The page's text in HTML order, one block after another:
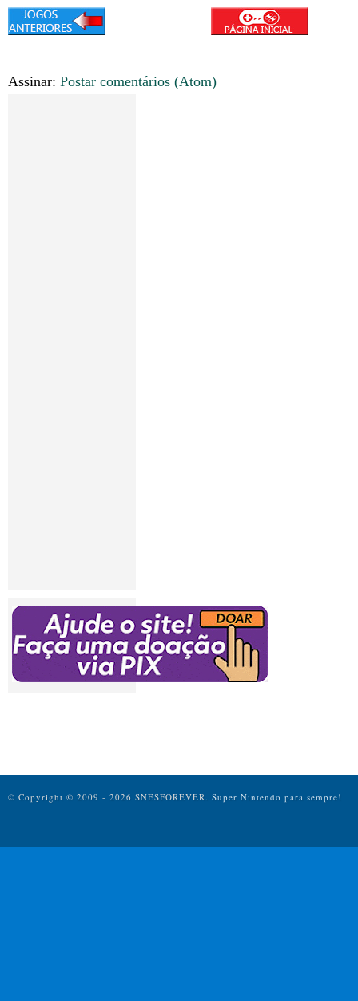
Assinar: Postar comentários (Atom)
© Copyright © 2009 - 2026 SNESFOREVER. Super Nintendo para sempre!